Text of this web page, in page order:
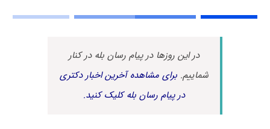
در این روزها در پیام رسان بله در کنار
شماییم.برای مشاهده آخرین اخبار دکتری
در پیام رسان بله کلیک کنید.